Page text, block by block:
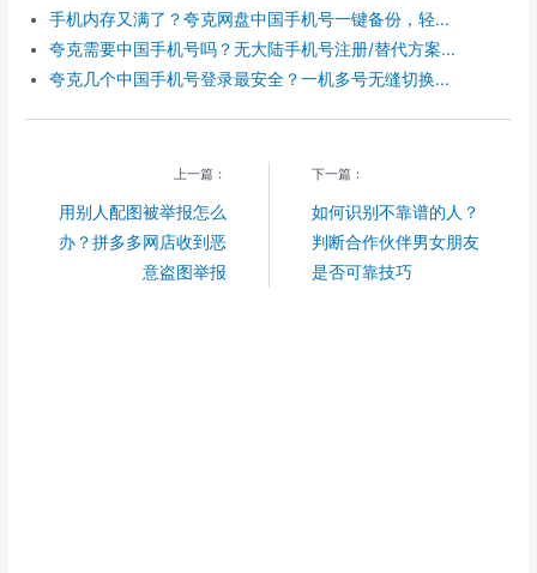
手机内存又满了？夸克网盘中国手机号一键备份，轻...
夸克需要中国手机号吗？无大陆手机号注册/替代方案...
夸克几个中国手机号登录最安全？一机多号无缝切换...
上一篇：
用别人配图被举报怎么
办？拼多多网店收到恶
意盗图举报
下一篇：
如何识别不靠谱的人？
判断合作伙伴男女朋友
是否可靠技巧